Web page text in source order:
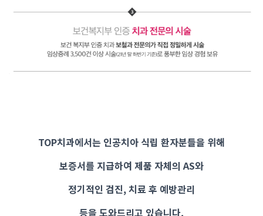
TOP치과에서는 인공치아 식립 환자분들을 위해
보증서를 지급하여 제품 자체의 AS와
정기적인 검진, 치료 후 예방관리
등을 도와드리고 있습니다.